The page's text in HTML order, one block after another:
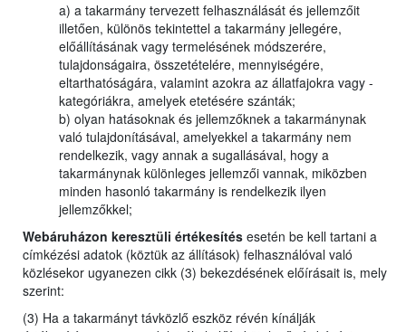
a) a takarmány tervezett felhasználását és jellemzőit
illetően, különös tekintettel a takarmány jellegére,
előállításának vagy termelésének módszerére,
tulajdonságaira, összetételére, mennyiségére,
eltarthatóságára, valamint azokra az állatfajokra vagy -
kategóriákra, amelyek etetésére szánták;
b) olyan hatásoknak és jellemzőknek a takarmánynak
való tulajdonításával, amelyekkel a takarmány nem
rendelkezik, vagy annak a sugallásával, hogy a
takarmánynak különleges jellemzői vannak, miközben
minden hasonló takarmány is rendelkezik ilyen
jellemzőkkel;
Webáruházon keresztüli értékesítés esetén be kell tartani a
címkézési adatok (köztük az állítások) felhasználóval való
közlésekor ugyanezen cikk (3) bekezdésének előírásait is, mely
szerint:
(3) Ha a takarmányt távközlő eszköz révén kínálják